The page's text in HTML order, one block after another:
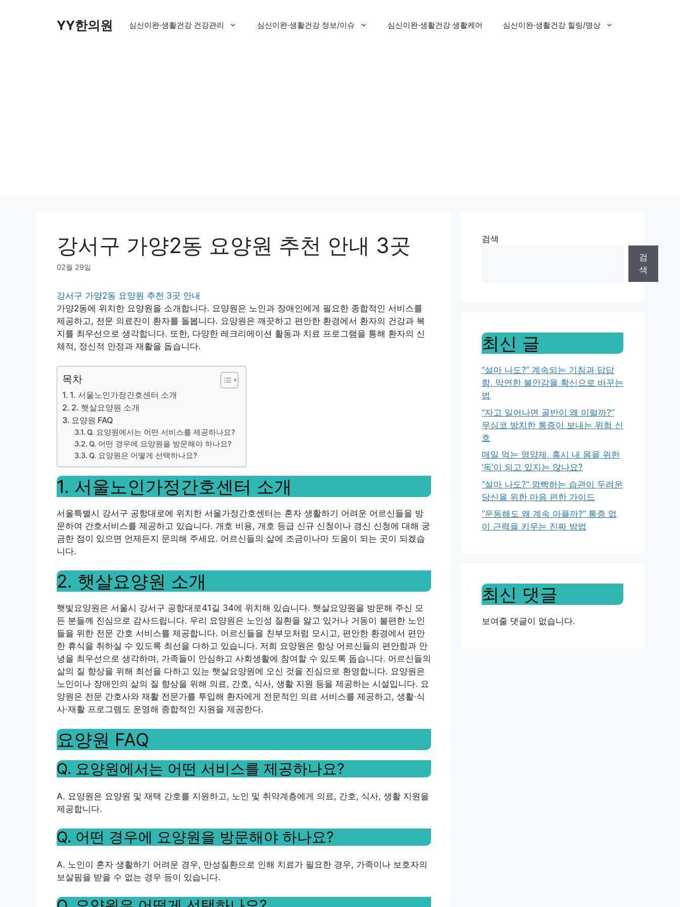
YY한의원 심신이완·생활건강 건강관리 심신이완·생활건강 정보/이슈 심신이완·생활건강 생활케어 심신이완·생활건강 힐링/명상
강서구 가양2동 요양원 추천 안내 3곳
02월 29일
강서구 가양2동 요양원 추천 3곳 안내
가양2동에 위치한 요양원을 소개합니다. 요양원은 노인과 장애인에게 필요한 종합적인 서비스를
제공하고, 전문 의료진이 환자를 돌봅니다. 요양원은 깨끗하고 편안한 환경에서 환자의 건강과 복
지를 최우선으로 생각합니다. 또한, 다양한 레크리에이션 활동과 치료 프로그램을 통해 환자의 신
체적, 정신적 안정과 재활을 돕습니다.
목차
1. 서울노인가정간호센터 소개
2. 햇살요양원 소개
요양원 FAQ
Q. 요양원에서는 어떤 서비스를 제공하나요?
Q. 어떤 경우에 요양원을 방문해야 하나요?
Q. 요양원은 어떻게 선택하나요?
1. 서울노인가정간호센터 소개
서울특별시 강서구 공항대로에 위치한 서울가정간호센터는 혼자 생활하기 어려운 어르신들을 방
문하여 간호서비스를 제공하고 있습니다. 개호 비용, 개호 등급 신규 신청이나 갱신 신청에 대해 궁
금한 점이 있으면 언제든지 문의해 주세요. 어르신들의 삶에 조금이나마 도움이 되는 곳이 되겠습
니다.
2. 햇살요양원 소개
햇빛요양원은 서울시 강서구 공항대로41길 34에 위치해 있습니다. 햇살요양원을 방문해 주신 모
든 분들께 진심으로 감사드립니다. 우리 요양원은 노인성 질환을 앓고 있거나 거동이 불편한 노인
들을 위한 전문 간호 서비스를 제공합니다. 어르신들을 친부모처럼 모시고, 편안한 환경에서 편안
한 휴식을 취하실 수 있도록 최선을 다하고 있습니다. 저희 요양원은 항상 어르신들의 편안함과 안
녕을 최우선으로 생각하며, 가족들이 안심하고 사회생활에 참여할 수 있도록 돕습니다. 어르신들의
삶의 질 향상을 위해 최선을 다하고 있는 햇살요양원에 오신 것을 진심으로 환영합니다. 요양원은
노인이나 장애인의 삶의 질 향상을 위해 의료, 간호, 식사, 생활 지원 등을 제공하는 시설입니다. 요
양원은 전문 간호사와 재활 전문가를 투입해 환자에게 전문적인 의료 서비스를 제공하고, 생활·식
사·재활 프로그램도 운영해 종합적인 지원을 제공한다.
요양원 FAQ
Q. 요양원에서는 어떤 서비스를 제공하나요?
A. 요양원은 요양원 및 재택 간호를 지원하고, 노인 및 취약계층에게 의료, 간호, 식사, 생활 지원을
제공합니다.
Q. 어떤 경우에 요양원을 방문해야 하나요?
A. 노인이 혼자 생활하기 어려운 경우, 만성질환으로 인해 치료가 필요한 경우, 가족이나 보호자의
보살핌을 받을 수 없는 경우 등이 있습니다.
검색
검
색
최신 글
“설마 나도?” 계속되는 기침과 답답
함, 막연한 불안감을 확신으로 바꾸는
법
“자고 일어나면 골반이 왜 이럴까?”
무심코 방치한 통증이 보내는 위험 신
호
매일 먹는 영양제, 혹시 내 몸을 위한
‘독’이 되고 있지는 않나요?
“설마 나도?” 깜빡하는 습관이 두려운
당신을 위한 마음 편한 가이드
“운동해도 왜 계속 아플까?” 통증 없
이 근력을 키우는 진짜 방법
최신 댓글
보여줄 댓글이 없습니다.